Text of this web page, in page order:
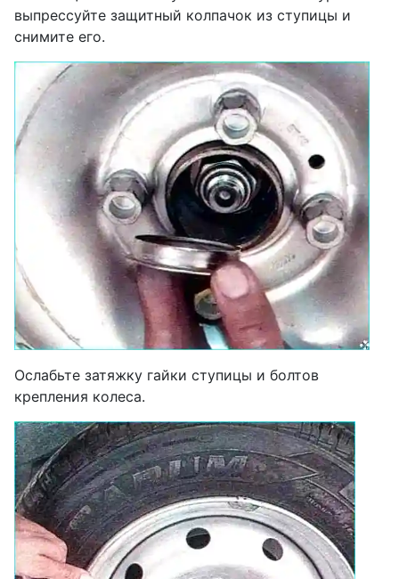
выпрессуйте защитный колпачок из ступицы и
снимите его.
Ослабьте затяжку гайки ступицы и болтов
крепления колеса.